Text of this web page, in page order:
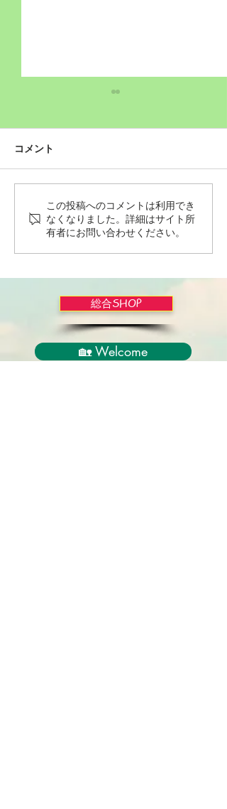
Wordだけで作っちゃおう
～★みことば職人るちゃ
ん('◇')ゞ
コメント
この投稿へのコメントは利用でき
なくなりました。詳細はサイト所
有者にお問い合わせください。
総合SHOP
🏡 Welcome